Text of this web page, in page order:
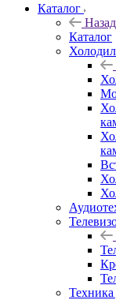
Каталог
Назад
Каталог
Техника